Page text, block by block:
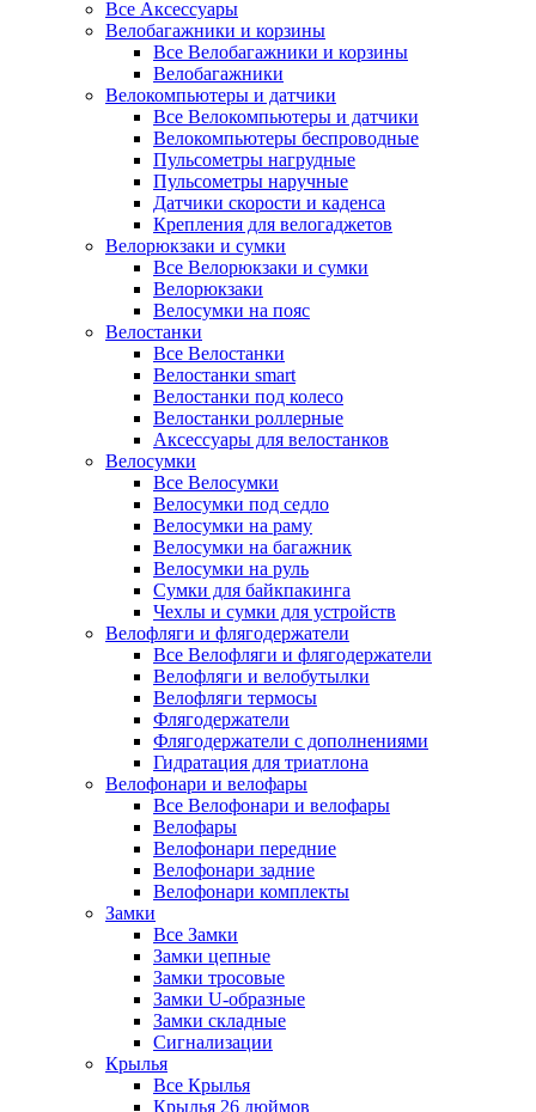
Все Аксессуары
Велобагажники и корзины
Все Велобагажники и корзины
Велобагажники
Велокомпьютеры и датчики
Все Велокомпьютеры и датчики
Велокомпьютеры беспроводные
Пульсометры нагрудные
Пульсометры наручные
Датчики скорости и каденса
Крепления для велогаджетов
Велорюкзаки и сумки
Все Велорюкзаки и сумки
Велорюкзаки
Велосумки на пояс
Велостанки
Все Велостанки
Велостанки smart
Велостанки под колесо
Велостанки роллерные
Аксессуары для велостанков
Велосумки
Все Велосумки
Велосумки под седло
Велосумки на раму
Велосумки на багажник
Велосумки на руль
Сумки для байкпакинга
Чехлы и сумки для устройств
Велофляги и флягодержатели
Все Велофляги и флягодержатели
Велофляги и велобутылки
Велофляги термосы
Флягодержатели
Флягодержатели с дополнениями
Гидратация для триатлона
Велофонари и велофары
Все Велофонари и велофары
Велофары
Велофонари передние
Велофонари задние
Велофонари комплекты
Замки
Все Замки
Замки цепные
Замки тросовые
Замки U-образные
Замки складные
Сигнализации
Крылья
Все Крылья
Крылья 26 дюймов